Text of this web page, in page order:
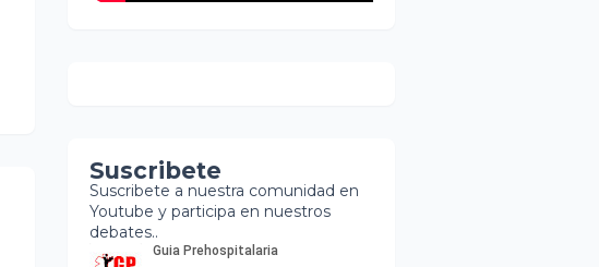
Suscribete
Suscribete a nuestra comunidad en
Youtube y participa en nuestros
debates..